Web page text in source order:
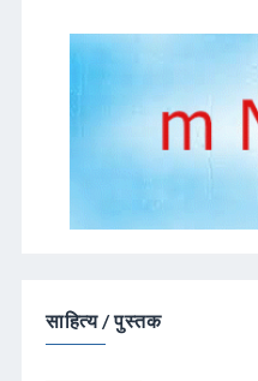
साहित्य / पुस्तक